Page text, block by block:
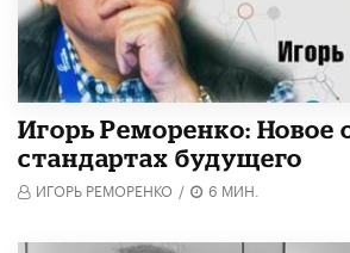
Игорь Реморенко: Новое
стандартах будущего
ИГОРЬ РЕМОРЕНКО / 6 МИН.